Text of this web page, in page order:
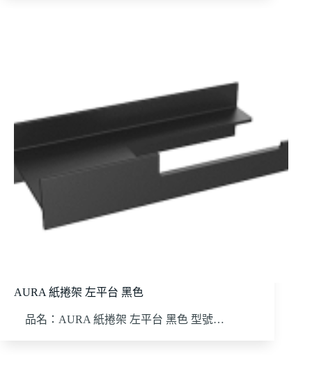
AURA 紙捲架 左平台 黑色
品名：AURA 紙捲架 左平台 黑色 型號…